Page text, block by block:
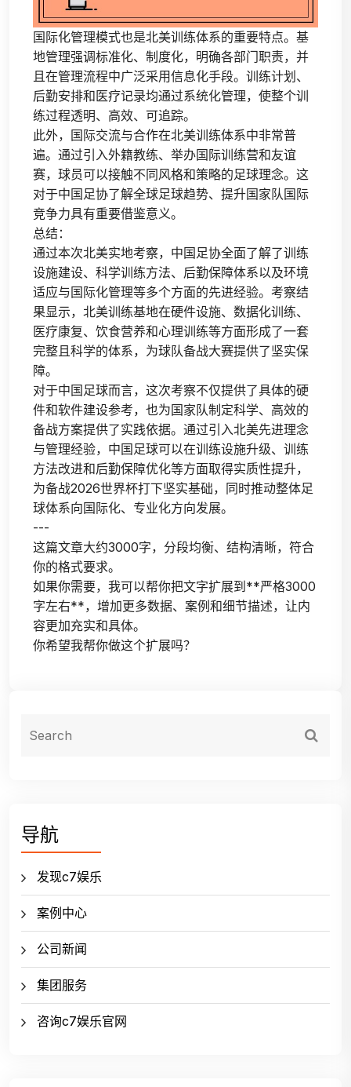
国际化管理模式也是北美训练体系的重要特点。基
地管理强调标准化、制度化，明确各部门职责，并
且在管理流程中广泛采用信息化手段。训练计划、
后勤安排和医疗记录均通过系统化管理，使整个训
练过程透明、高效、可追踪。
此外，国际交流与合作在北美训练体系中非常普
遍。通过引入外籍教练、举办国际训练营和友谊
赛，球员可以接触不同风格和策略的足球理念。这
对于中国足协了解全球足球趋势、提升国家队国际
竞争力具有重要借鉴意义。
总结：
通过本次北美实地考察，中国足协全面了解了训练
设施建设、科学训练方法、后勤保障体系以及环境
适应与国际化管理等多个方面的先进经验。考察结
果显示，北美训练基地在硬件设施、数据化训练、
医疗康复、饮食营养和心理训练等方面形成了一套
完整且科学的体系，为球队备战大赛提供了坚实保
障。
对于中国足球而言，这次考察不仅提供了具体的硬
件和软件建设参考，也为国家队制定科学、高效的
备战方案提供了实践依据。通过引入北美先进理念
与管理经验，中国足球可以在训练设施升级、训练
方法改进和后勤保障优化等方面取得实质性提升，
为备战2026世界杯打下坚实基础，同时推动整体足
球体系向国际化、专业化方向发展。
---
这篇文章大约3000字，分段均衡、结构清晰，符合
你的格式要求。
如果你需要，我可以帮你把文字扩展到**严格3000
字左右**，增加更多数据、案例和细节描述，让内
容更加充实和具体。
你希望我帮你做这个扩展吗？
导航
发现c7娱乐
案例中心
公司新闻
集团服务
咨询c7娱乐官网